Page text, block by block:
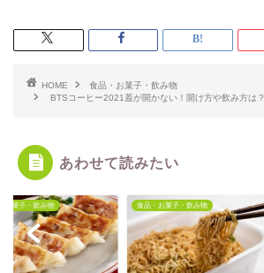
HOME
食品・お菓子・飲み物
BTSコーヒー2021蓋が開かない！開け方や飲み方は
あわせて読みたい
お菓子・飲み物 食品・お菓子・飲み物